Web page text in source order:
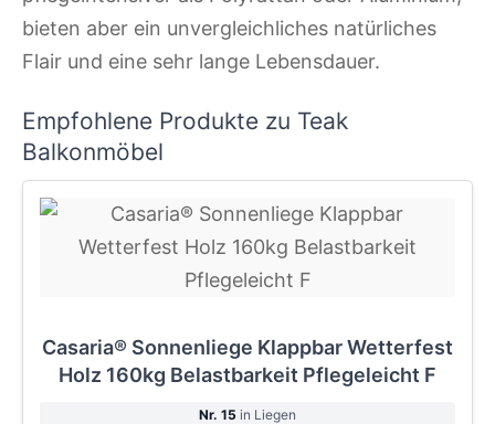
bieten aber ein unvergleichliches natürliches
Flair und eine sehr lange Lebensdauer.
Empfohlene Produkte zu Teak
Balkonmöbel
Casaria® Sonnenliege Klappbar Wetterfest
Holz 160kg Belastbarkeit Pflegeleicht F
Nr. 15 in Liegen